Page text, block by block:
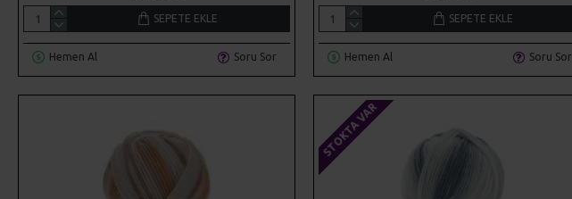
SEPETE EKLE
Hemen Al Soru Sor
SEPETE EKLE
Hemen Al Soru Sor
STOKTA VAR